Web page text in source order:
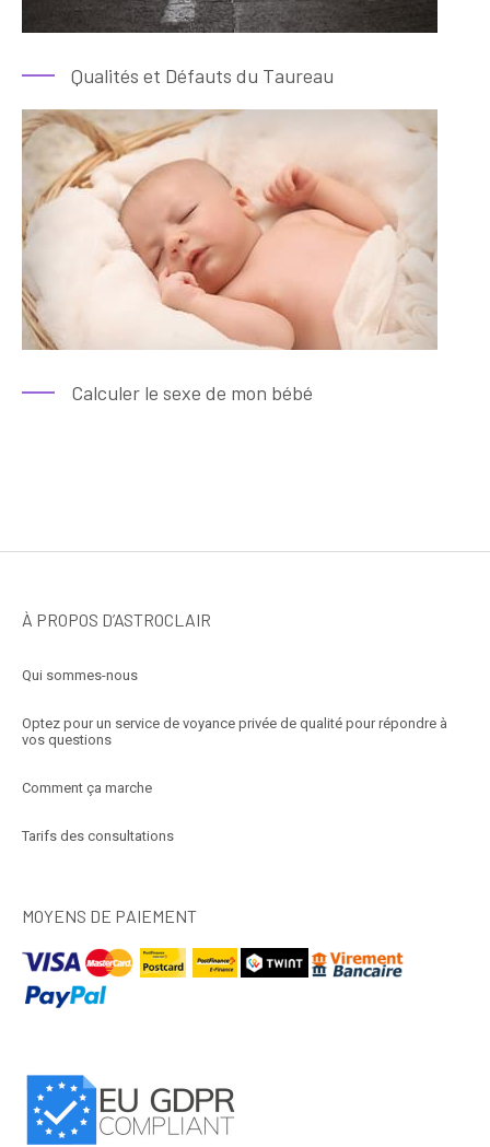
Qualités et Défauts du Taureau
Calculer le sexe de mon bébé
À PROPOS D’ASTROCLAIR
Qui sommes-nous
Optez pour un service de voyance privée de qualité pour répondre à
vos questions
Comment ça marche
Tarifs des consultations
MOYENS DE PAIEMENT